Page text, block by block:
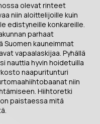
olevat rinteet
niin aloittelijoille kuin
edistyneille konkareille.
parhaat
Suomen kauneimmat
vapaalaskijaa. Pyhällä
nauttia hyvin hoidetuilla
naapuritunturi
niin
Hiihtoretki
paistaessa mitä